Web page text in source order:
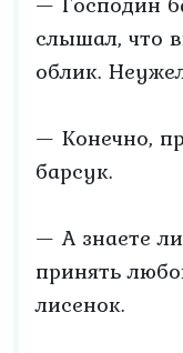
слышал, что
облик.
— Конечно,
барсук.
— А знаете
принять
лисенок.